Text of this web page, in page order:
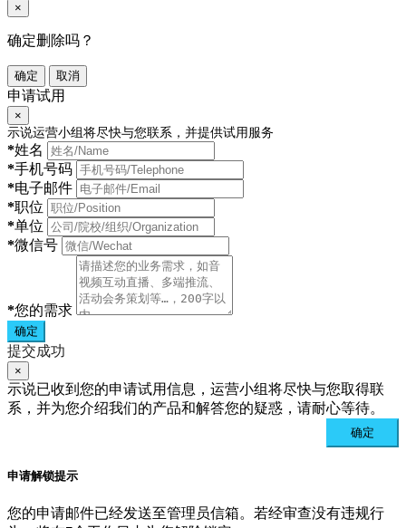
×
确定删除吗？
确定 取消
申请试用
×
示说运营小组将尽快与您联系，并提供试用服务
*姓名
*手机号码
*电子邮件
*职位
*单位
*微信号
*您的需求
确定
提交成功
×
示说已收到您的申请试用信息，运营小组将尽快与您取得联
系，并为您介绍我们的产品和解答您的疑惑，请耐心等待。
确定
申请解锁提示
您的申请邮件已经发送至管理员信箱。若经审查没有违规行